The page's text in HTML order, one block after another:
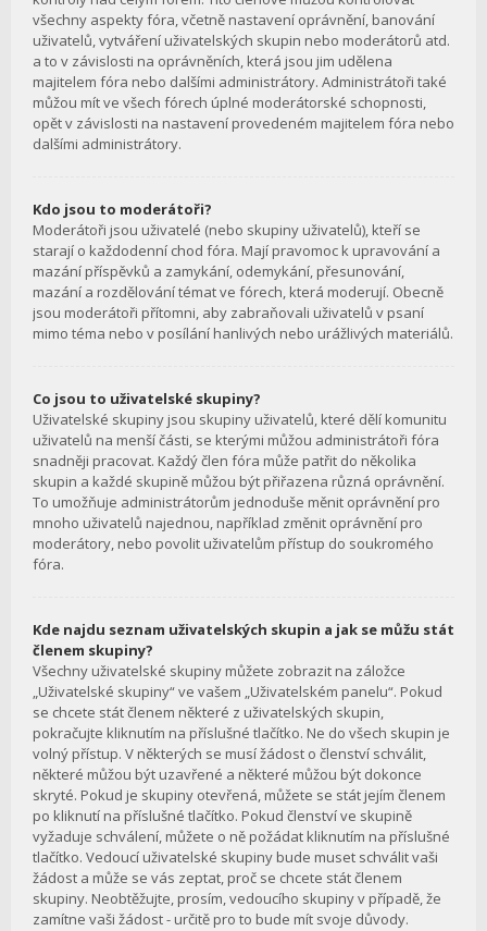
všechny aspekty fóra, včetně nastavení oprávnění, banování
uživatelů, vytváření uživatelských skupin nebo moderátorů atd.
a to v závislosti na oprávněních, která jsou jim udělena
majitelem fóra nebo dalšími administrátory. Administrátoři také
můžou mít ve všech fórech úplné moderátorské schopnosti,
opět v závislosti na nastavení provedeném majitelem fóra nebo
dalšími administrátory.
Kdo jsou to moderátoři?
Moderátoři jsou uživatelé (nebo skupiny uživatelů), kteří se
starají o každodenní chod fóra. Mají pravomoc k upravování a
mazání příspěvků a zamykání, odemykání, přesunování,
mazání a rozdělování témat ve fórech, která moderují. Obecně
jsou moderátoři přítomni, aby zabraňovali uživatelů v psaní
mimo téma nebo v posílání hanlivých nebo urážlivých materiálů.
Co jsou to uživatelské skupiny?
Uživatelské skupiny jsou skupiny uživatelů, které dělí komunitu
uživatelů na menší části, se kterými můžou administrátoři fóra
snadněji pracovat. Každý člen fóra může patřit do několika
skupin a každé skupině můžou být přiřazena různá oprávnění.
To umožňuje administrátorům jednoduše měnit oprávnění pro
mnoho uživatelů najednou, například změnit oprávnění pro
moderátory, nebo povolit uživatelům přístup do soukromého
fóra.
Kde najdu seznam uživatelských skupin a jak se můžu stát
členem skupiny?
Všechny uživatelské skupiny můžete zobrazit na záložce
„Uživatelské skupiny“ ve vašem „Uživatelském panelu“. Pokud
se chcete stát členem některé z uživatelských skupin,
pokračujte kliknutím na příslušné tlačítko. Ne do všech skupin je
volný přístup. V některých se musí žádost o členství schválit,
některé můžou být uzavřené a některé můžou být dokonce
skryté. Pokud je skupiny otevřená, můžete se stát jejím členem
po kliknutí na příslušné tlačítko. Pokud členství ve skupině
vyžaduje schválení, můžete o ně požádat kliknutím na příslušné
tlačítko. Vedoucí uživatelské skupiny bude muset schválit vaši
žádost a může se vás zeptat, proč se chcete stát členem
skupiny. Neobtěžujte, prosím, vedoucího skupiny v případě, že
zamítne vaši žádost - určitě pro to bude mít svoje důvody.